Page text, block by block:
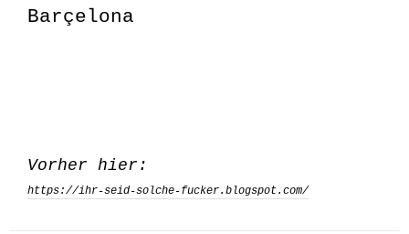
Barçelona
Vorher hier:
https://ihr-seid-solche-fucker.blogspot.com/